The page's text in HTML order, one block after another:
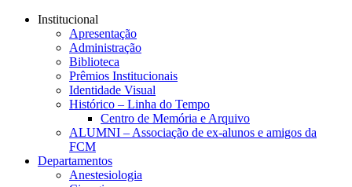
Conteúdo principal
Institucional
Apresentação
Administração
Biblioteca
Prêmios Institucionais
Identidade Visual
Histórico – Linha do Tempo
Centro de Memória e Arquivo
ALUMNI – Associação de ex-alunos e amigos da
FCM
Departamentos
Anestesiologia